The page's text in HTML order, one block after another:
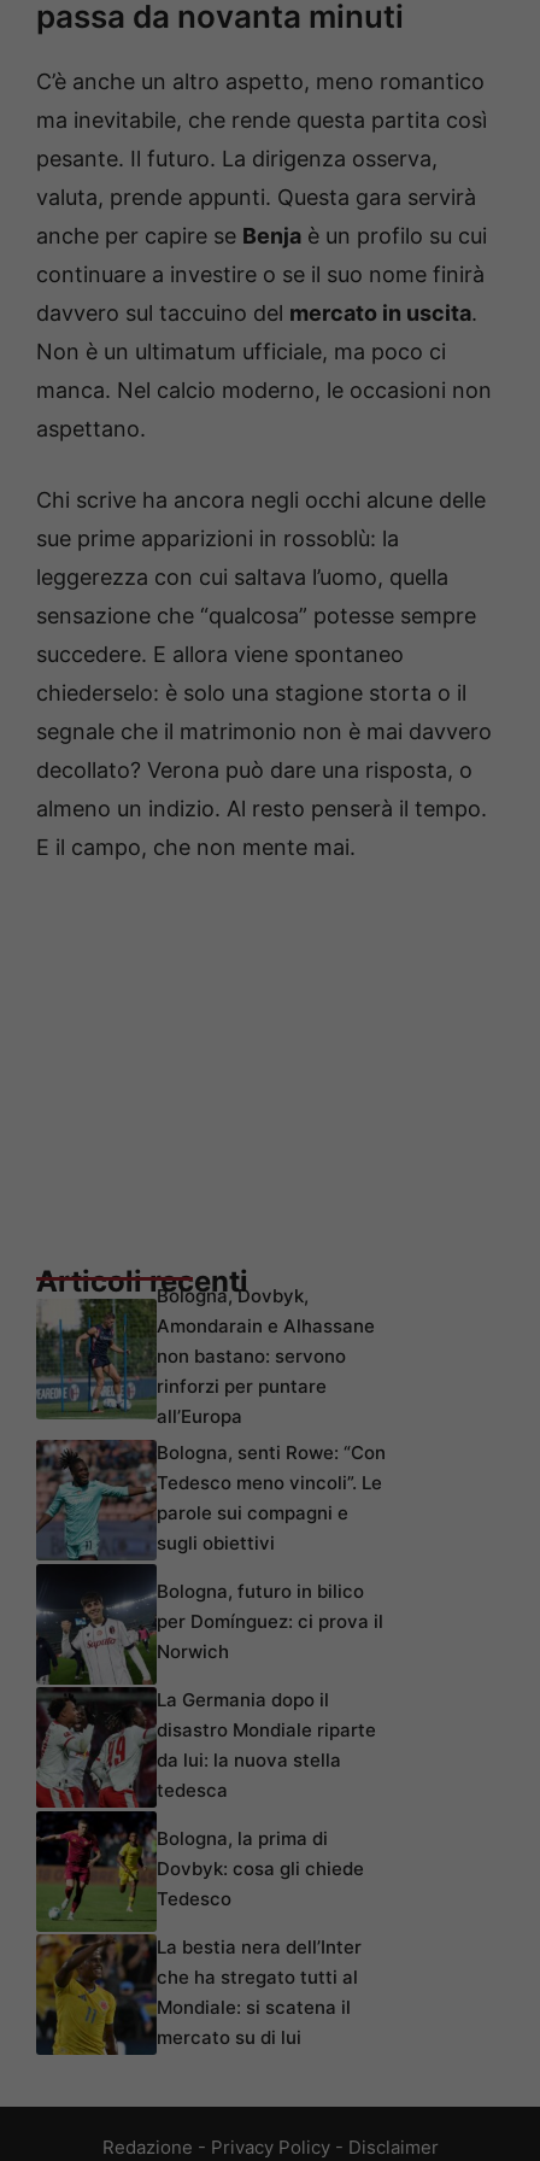
passa da novanta minuti
C’è anche un altro aspetto, meno romantico
ma inevitabile, che rende questa partita così
pesante. Il futuro. La dirigenza osserva,
valuta, prende appunti. Questa gara servirà
anche per capire se Benja è un profilo su cui
continuare a investire o se il suo nome finirà
davvero sul taccuino del mercato in uscita.
Non è un ultimatum ufficiale, ma poco ci
manca. Nel calcio moderno, le occasioni non
aspettano.
Chi scrive ha ancora negli occhi alcune delle
sue prime apparizioni in rossoblù: la
leggerezza con cui saltava l’uomo, quella
sensazione che “qualcosa” potesse sempre
succedere. E allora viene spontaneo
chiederselo: è solo una stagione storta o il
segnale che il matrimonio non è mai davvero
decollato? Verona può dare una risposta, o
almeno un indizio. Al resto penserà il tempo.
E il campo, che non mente mai.
Articoli recenti
Bologna, Dovbyk,
Amondarain e Alhassane
non bastano: servono
rinforzi per puntare
all’Europa
Bologna, senti Rowe: “Con
Tedesco meno vincoli”. Le
parole sui compagni e
sugli obiettivi
Bologna, futuro in bilico
per Domínguez: ci prova il
Norwich
La Germania dopo il
disastro Mondiale riparte
da lui: la nuova stella
tedesca
Bologna, la prima di
Dovbyk: cosa gli chiede
Tedesco
La bestia nera dell’Inter
che ha stregato tutti al
Mondiale: si scatena il
mercato su di lui
Redazione - Privacy Policy- Disclaimer